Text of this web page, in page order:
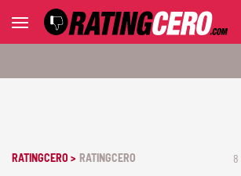
RATINGCERO > RATINGCERO